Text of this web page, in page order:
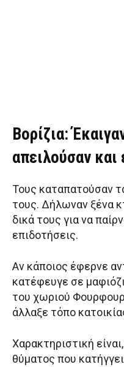
Βορίζια:
απειλούσαν και
Τους καταπατούσαν
τους. Δήλωναν ξένα
δικά τους για να
επιδοτήσεις.
Αν κάποιος έφερνε
κατέφευγε σε
του χωριού
άλλαξε τόπο
Χαρακτηριστική
θύματος που